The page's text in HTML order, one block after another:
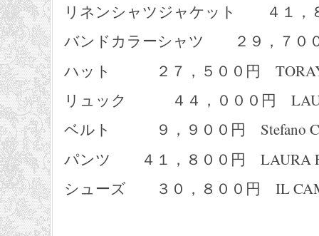
リネンシャツジャケット ４１，
バンドカラーシャツ ２９，７０
ハット ２７，５００円
リュック ４４，０００円
ベルト ９，９００円 Stefano
パンツ ４１，８００円 LAURA
シューズ ３０，８００円 IL